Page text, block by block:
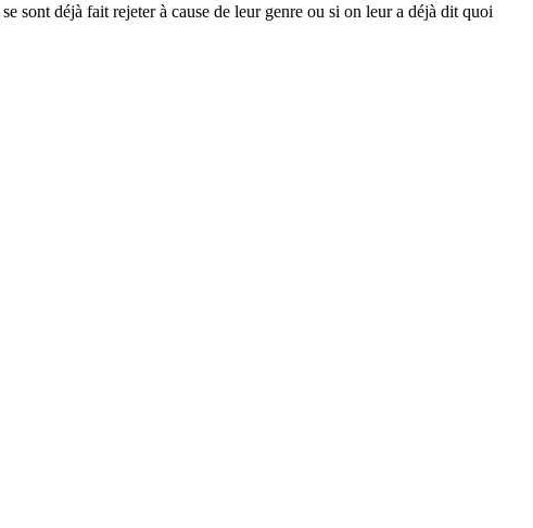
sont déjà fait rejeter à cause de leur genre ou si on leur a déjà dit quoi